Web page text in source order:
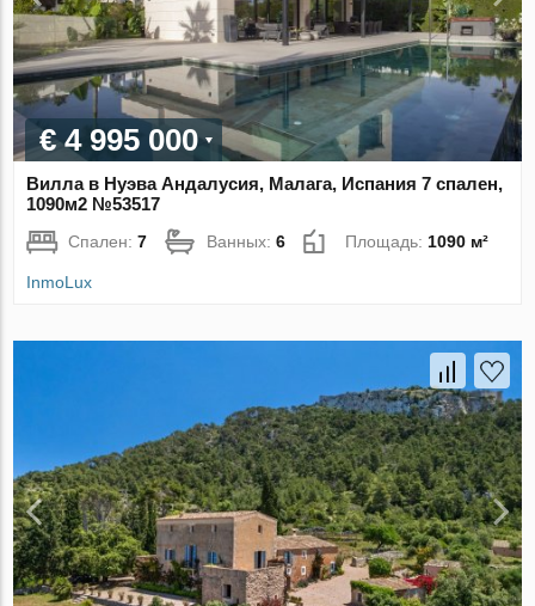
€ 4 995 000
Вилла в Нуэва Андалусия, Малага, Испания 7 спален,
1090м2 №53517
Спален:7 Ванных:6 Площадь: 1090 м²
InmoLux